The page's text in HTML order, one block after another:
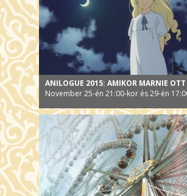
ANILOGUE 2015: AMIKOR MARNIE
November 25-én 21:00-kor és 29-én